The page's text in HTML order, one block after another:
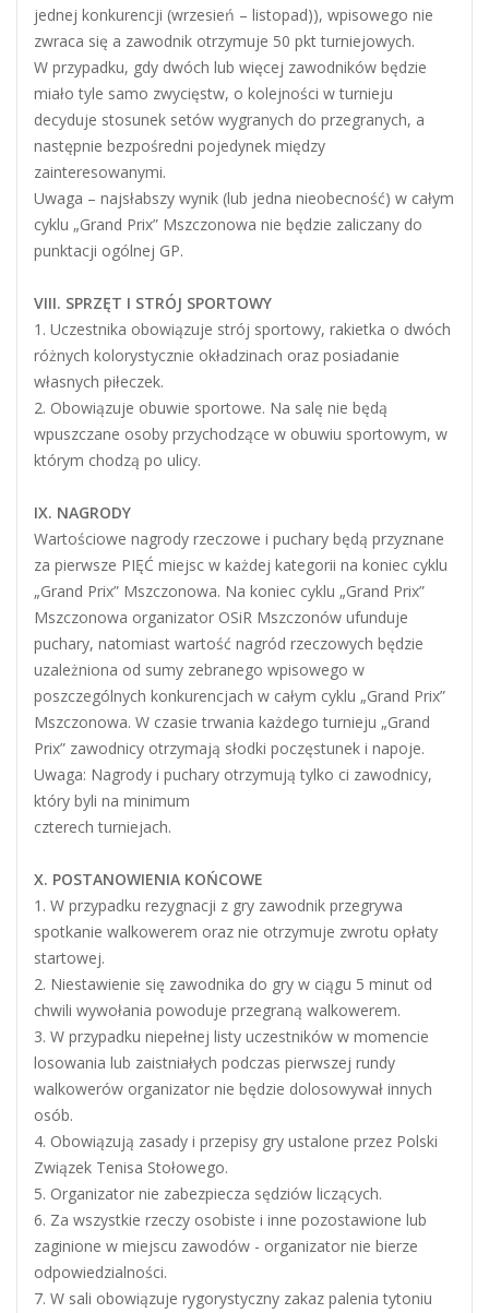
jednej konkurencji (wrzesień – listopad)), wpisowego nie
zwraca się a zawodnik otrzymuje 50 pkt turniejowych.
W przypadku, gdy dwóch lub więcej zawodników będzie
miało tyle samo zwycięstw, o kolejności w turnieju
decyduje stosunek setów wygranych do przegranych, a
następnie bezpośredni pojedynek między
zainteresowanymi.
Uwaga – najsłabszy wynik (lub jedna nieobecność) w całym
cyklu „Grand Prix” Mszczonowa nie będzie zaliczany do
punktacji ogólnej GP.
VIII. SPRZĘT I STRÓJ SPORTOWY
1. Uczestnika obowiązuje strój sportowy, rakietka o dwóch
różnych kolorystycznie okładzinach oraz posiadanie
własnych piłeczek.
2. Obowiązuje obuwie sportowe. Na salę nie będą
wpuszczane osoby przychodzące w obuwiu sportowym, w
którym chodzą po ulicy.
IX. NAGRODY
Wartościowe nagrody rzeczowe i puchary będą przyznane
za pierwsze PIĘĆ miejsc w każdej kategorii na koniec cyklu
„Grand Prix” Mszczonowa. Na koniec cyklu „Grand Prix”
Mszczonowa organizator OSiR Mszczonów ufunduje
puchary, natomiast wartość nagród rzeczowych będzie
uzależniona od sumy zebranego wpisowego w
poszczególnych konkurencjach w całym cyklu „Grand Prix”
Mszczonowa. W czasie trwania każdego turnieju „Grand
Prix” zawodnicy otrzymają słodki poczęstunek i napoje.
Uwaga: Nagrody i puchary otrzymują tylko ci zawodnicy,
który byli na minimum
czterech turniejach.
X. POSTANOWIENIA KOŃCOWE
1. W przypadku rezygnacji z gry zawodnik przegrywa
spotkanie walkowerem oraz nie otrzymuje zwrotu opłaty
startowej.
2. Niestawienie się zawodnika do gry w ciągu 5 minut od
chwili wywołania powoduje przegraną walkowerem.
3. W przypadku niepełnej listy uczestników w momencie
losowania lub zaistniałych podczas pierwszej rundy
walkowerów organizator nie będzie dolosowywał innych
osób.
4. Obowiązują zasady i przepisy gry ustalone przez Polski
Związek Tenisa Stołowego.
5. Organizator nie zabezpiecza sędziów liczących.
6. Za wszystkie rzeczy osobiste i inne pozostawione lub
zaginione w miejscu zawodów - organizator nie bierze
odpowiedzialności.
7. W sali obowiązuje rygorystyczny zakaz palenia tytoniu